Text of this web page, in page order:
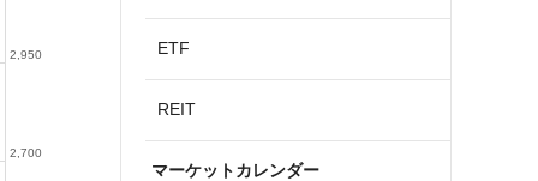
2,700
2,950 ETF
REIT
マーケットカレンダー